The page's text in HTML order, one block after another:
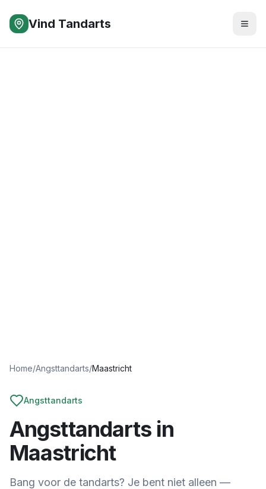
Vind Tandarts
Home/Angsttandarts/Maastricht
Angsttandarts
Angsttandarts in
Maastricht
Bang voor de tandarts? Je bent niet alleen —